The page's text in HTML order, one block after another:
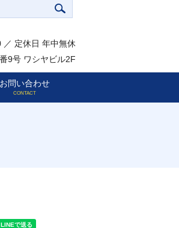
定休日 年中無休
9号 ワシヤビル2F
お問い合わせ
CONTACT